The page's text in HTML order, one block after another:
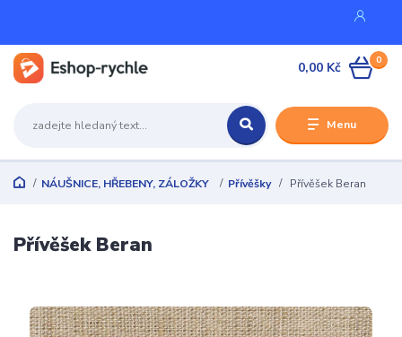
Menu
0
0,00 Kč
NÁUŠNICE, HŘEBENY, ZÁLOŽKY Přívěšky Přívěšek Beran
Přívěšek Beran